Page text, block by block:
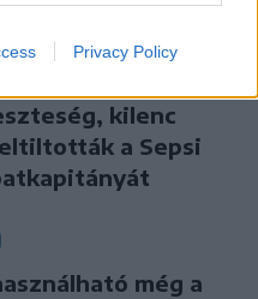
Privacy Policy
kilenc
a Sepsi
még a